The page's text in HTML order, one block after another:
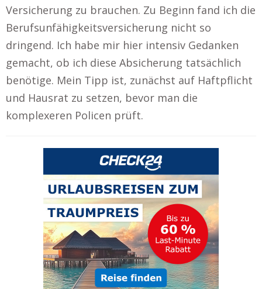
Versicherung zu brauchen. Zu Beginn fand ich die
Berufsunfähigkeitsversicherung nicht so
dringend. Ich habe mir hier intensiv Gedanken
gemacht, ob ich diese Absicherung tatsächlich
benötige. Mein Tipp ist, zunächst auf Haftpflicht
und Hausrat zu setzen, bevor man die
komplexeren Policen prüft.